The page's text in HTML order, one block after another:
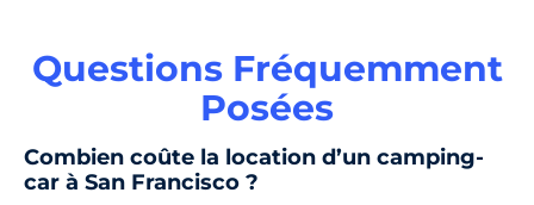
Questions Fréquemment
Posées
Combien coûte la location d’un camping-
car à San Francisco ?